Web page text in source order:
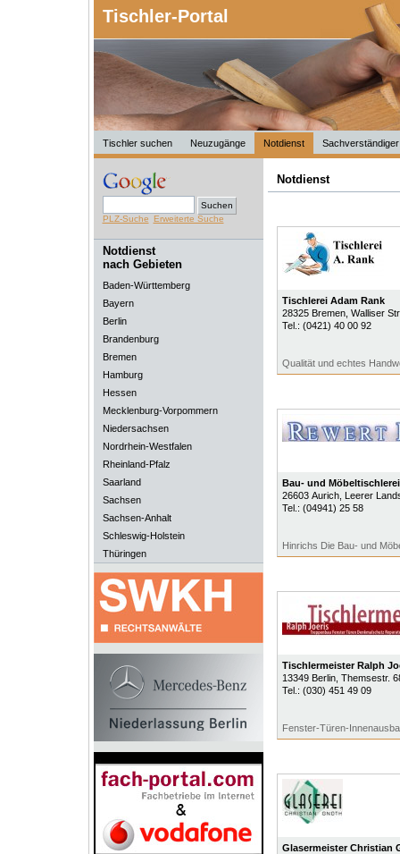
Tischler-Portal
Tischler suchen Neuzugänge Notdienst Sachverständiger
PLZ-Suche Erweiterte Suche
Notdienst
nach Gebieten
Baden-Württemberg
Bayern
Berlin
Brandenburg
Bremen
Hamburg
Hessen
Mecklenburg-Vorpommern
Niedersachsen
Nordrhein-Westfalen
Rheinland-Pfalz
Saarland
Sachsen
Sachsen-Anhalt
Schleswig-Holstein
Thüringen
Notdienst
Tischlerei Adam Rank
28325 Bremen, Walliser
Tel.: (0421) 40 00 92
Qualität und echtes
Bau- und
26603 Aurich, Leerer
Tel.: (04941) 25 58
Hinrichs Die Bau- und
Tischlermeister Ralph
13349 Berlin, Themsestr.
Tel.: (030) 451 49 09
Fenster-Türen-
Glasermeister Christian